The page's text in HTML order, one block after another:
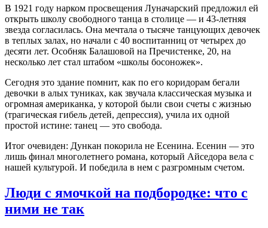
В 1921 году нарком просвещения Луначарский предложил ей
открыть школу свободного танца в столице — и 43-летняя
звезда согласилась. Она мечтала о тысяче танцующих девочек
в теплых залах, но начали с 40 воспитанниц от четырех до
десяти лет. Особняк Балашовой на Пречистенке, 20, на
несколько лет стал штабом «школы босоножек».
Сегодня это здание помнит, как по его коридорам бегали
девочки в алых туниках, как звучала классическая музыка и
огромная американка, у которой были свои счеты с жизнью
(трагическая гибель детей, депрессия), учила их одной
простой истине: танец — это свобода.
Итог очевиден: Дункан покорила не Есенина. Есенин — это
лишь финал многолетнего романа, который Айседора вела с
нашей культурой. И победила в нем с разгромным счетом.
Люди с ямочкой на подбородке: что с
ними не так